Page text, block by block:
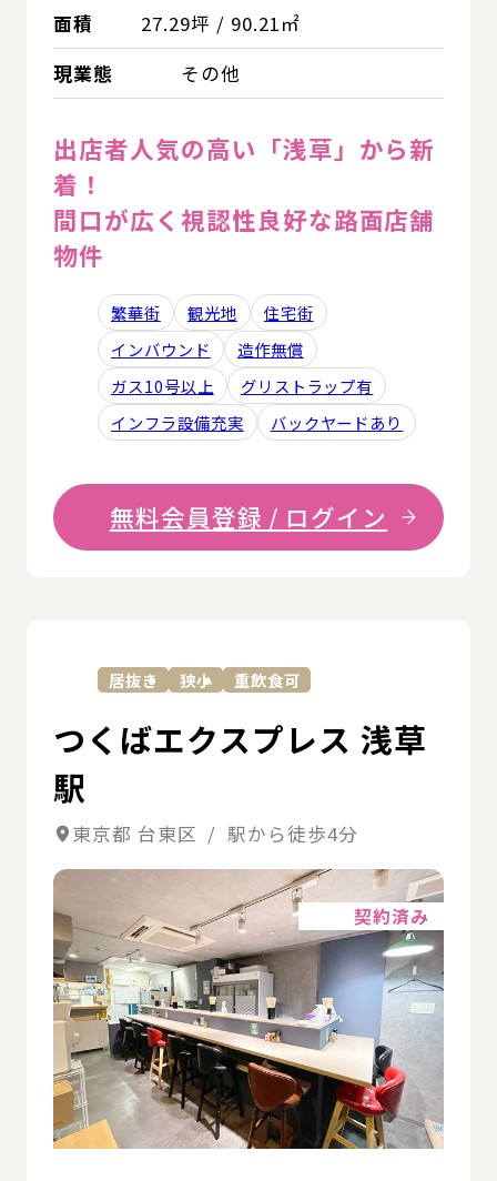
面積
27.29坪 / 90.21㎡
現業態
その他
出店者人気の高い「浅草」から新
着！
間口が広く視認性良好な路面店舗
物件
繁華街 観光地
住宅街
インバウンド
造作無償
ガス10号以上
グリストラップ有
インフラ設備充実
バックヤードあり
無料会員登録 / ログイン
居抜き 狭小 重飲食可
つくばエクスプレス 浅草
駅
東京都 台東区 / 駅から徒歩4分
契約済み